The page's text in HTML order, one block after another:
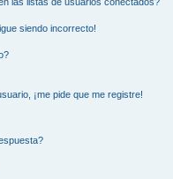
siendo incorrecto!
¡me pide que me registre!